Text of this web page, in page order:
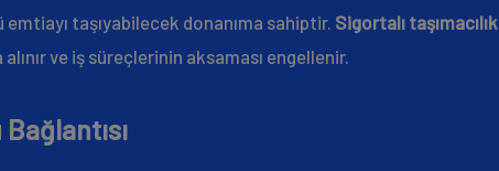
taşıyabilecek donanıma sahiptir. Sigortalı taşımacılık
ve iş süreçlerinin aksaması engellenir.